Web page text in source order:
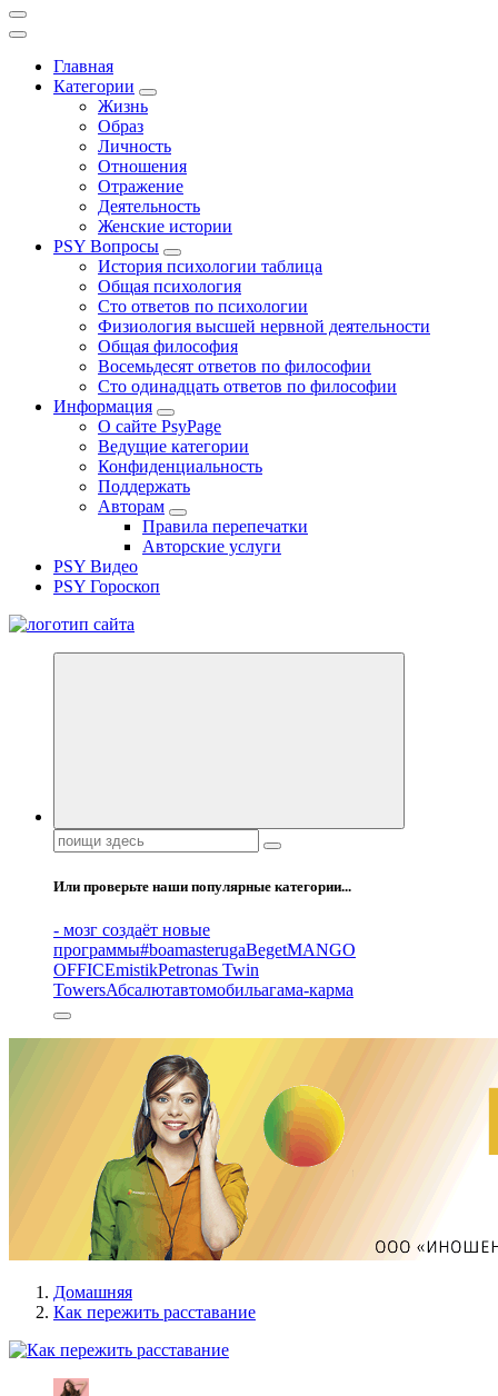
Главная
Категории
Жизнь
Образ
Личность
Отношения
Отражение
Деятельность
Женские истории
PSY Вопросы
История психологии таблица
Общая психология
Сто ответов по психологии
Физиология высшей нервной деятельности
Общая философия
Восемьдесят ответов по философии
Сто одинадцать ответов по философии
Информация
О сайте PsyPage
Ведущие категории
Конфиденциальность
Поддержать
Авторам
Правила перепечатки
Авторские услуги
PSY Видео
PSY Гороскоп
Все самое интересное, вдохновляющее и тайное внутри.
Поиск:
Или проверьте наши популярные категории...
- мозг создаёт новые
программы#boamasterugaBegetMANGO
OFFICEmistikPetronas Twin
TowersАбсалютавтомобильагама-карма
Домашняя
Как пережить расставание